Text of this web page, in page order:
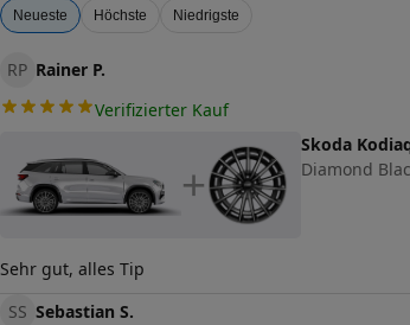
Neueste Höchste Niedrigste
RP Rainer P.
Verifizierter Kauf
+
Skoda
Diamond
Sehr gut, alles Tip
SS Sebastian S.